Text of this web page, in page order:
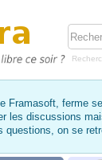
Framasoft, ferme
les discussions
questions, on se